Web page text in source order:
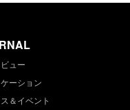
ュー
ーション
＆イベント